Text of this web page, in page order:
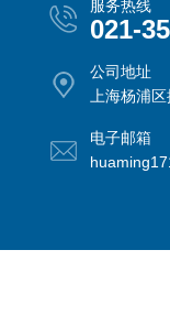
服务热线
021-
公司地址
上海杨浦
电子邮箱